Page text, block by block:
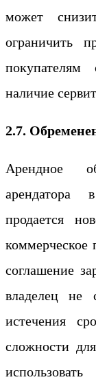
может
ограничить
покупателям
наличие
2.7.
Арендное
арендатора
продается
коммерческое
соглашение
владелец не
истечения
сложности